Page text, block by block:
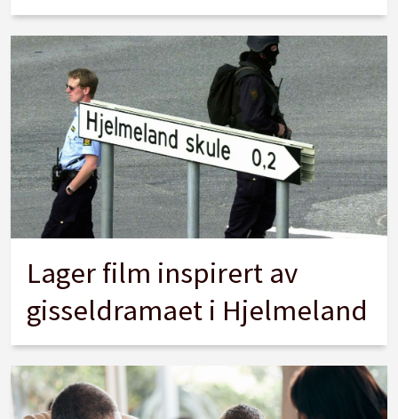
Lager film inspirert av
gisseldramaet i Hjelmeland